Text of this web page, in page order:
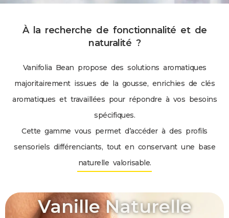
À la recherche de fonctionnalité et de
naturalité ?
Vanifolia Bean propose des solutions aromatiques
majoritairement issues de la gousse, enrichies de clés
aromatiques et travaillées pour répondre à vos besoins
spécifiques.
Cette gamme vous permet d’accéder à des profils
sensoriels différenciants, tout en conservant une base
naturelle valorisable.
Vanille Naturelle